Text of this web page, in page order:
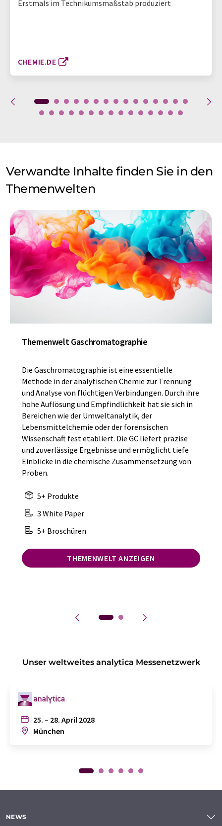
Erstmals im Technikumsmaßstab produziert
CHEMIE.DE
Verwandte Inhalte finden Sie in den
Themenwelten
Themenwelt Gaschromatographie
Die Gaschromatographie ist eine essentielle
Methode in der analytischen Chemie zur Trennung
und Analyse von flüchtigen Verbindungen. Durch ihre
hohe Auflösung und Empfindlichkeit hat sie sich in
Bereichen wie der Umweltanalytik, der
Lebensmittelchemie oder der forensischen
Wissenschaft fest etabliert. Die GC liefert präzise
und zuverlässige Ergebnisse und ermöglicht tiefe
Einblicke in die chemische Zusammensetzung von
Proben.
5+ Produkte
3 White Paper
5+ Broschüren
THEMENWELT ANZEIGEN
Unser weltweites analytica Messenetzwerk
25. – 28. April 2028
München
NEWS